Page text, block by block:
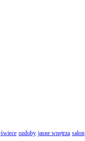
świece ozdoby jasne wnętrza salon